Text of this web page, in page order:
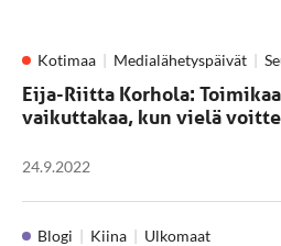
Kotimaa Medialähetyspäivät
Eija-Riitta Korhola:
vaikuttakaa, kun vielä
24.9.2022
Blogi Kiina Ulkomaat